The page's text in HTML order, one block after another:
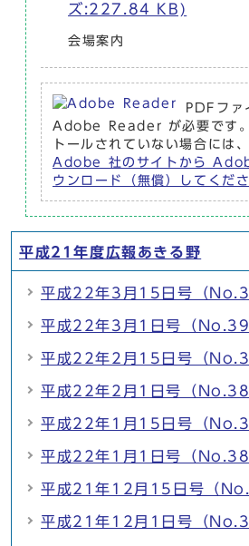
ズ:227.84 KB)
会場案内
PDFファ
Adobe Reader が必要です。
トールされていない場合には、
Adobe 社のサイトから
ウンロード（無償）してくださ
平成21年度広報あきる野
平成22年3月15日号（
平成22年3月1日号（
平成22年2月15日号（
平成22年2月1日号（
平成22年1月15日号（
平成22年1月1日号（
平成21年12月15日号（
平成21年12月1日号（